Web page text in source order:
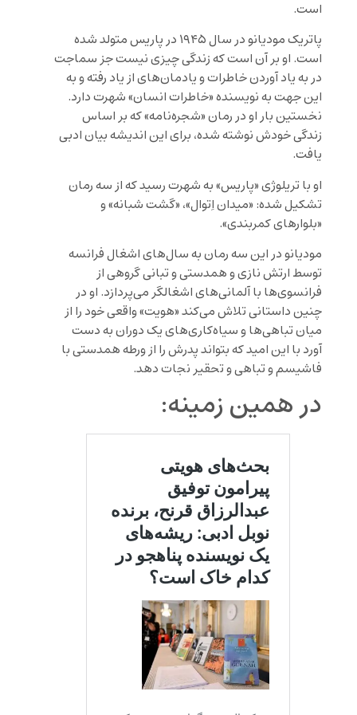
است.
پاتریک مودیانو در سال ۱۹۴۵ در پاریس متولد شده
است. او بر آن است که زندگی چیزی نیست جز سماجت
در به یاد آوردن خاطرات و یادمان‌های از یاد رفته و به
این جهت به نویسنده «خاطرات انسان» شهرت دارد.
نخستین بار او در رمان «شجره‌نامه» که بر اساس
زندگی خودش نوشته شده، برای این اندیشه بیان ادبی
یافت.
او با تریلوژی «پاریس» به شهرت رسید که از سه رمان
تشکیل شده: «میدان اِتوال»، «گشت شبانه» و
«بلوارهای کمربندی».
مودیانو در این سه رمان به سال‌های اشغال فرانسه
توسط ارتش نازی و همدستی و تبانی گروهی از
فرانسوی‌ها با آلمانی‌های اشغالگر می‌پردازد. او در
چنین داستانی تلاش می‌کند «هویت» واقعی خود را از
میان تباهی‌ها و سیاه‌کاری‌های یک دوران به دست
آورد با این امید که بتواند پدرش را از ورطه همدستی با
فاشیسم و تباهی و تحقیر نجات دهد.
در همین زمینه: